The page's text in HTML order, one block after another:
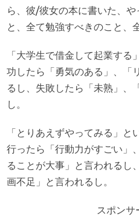
ら、彼/彼女の本に書いた、
と、全て勉強すべきのこと、
「大学生で借金して起業す
功したら「勇気のある」、「
るし、失敗したら「未熟」、
し。
「とりあえずやってみる」と
行ったら「行動力がすごい」
ることが大事」と言われるし
画不足」と言われるし。
スポンサ